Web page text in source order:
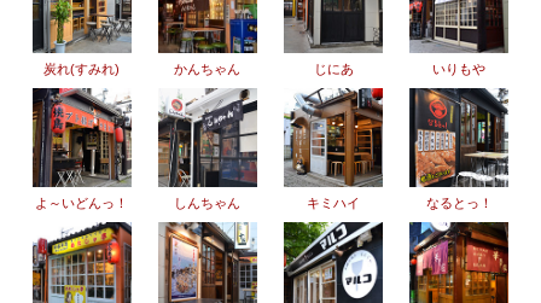
炭れ(すみれ) かんちゃん じにあ いりもや
よ～いどんっ！ しんちゃん キミハイ なるとっ！